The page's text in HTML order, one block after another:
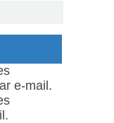
e-mail.